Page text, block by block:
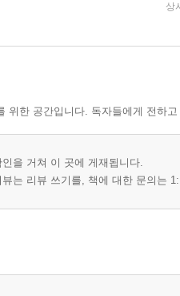
상
위한 공간입니다. 독자들에게 전하
을 거쳐 이 곳에 게재됩니다.
는 리뷰 쓰기를, 책에 대한 문의는